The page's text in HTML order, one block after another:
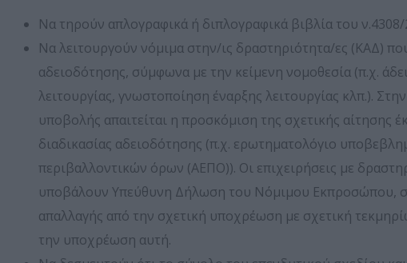
Nα τηρούν απλογραφικά ή διπλογραφικά βιβλία του
Να λειτουργούν νόμιμα στην/ις δραστηριότητα/ες (ΚΑΔ)
αδειοδότησης, σύμφωνα με την κείμενη νομοθεσία (π.χ.
λειτουργίας, γνωστοποίηση έναρξης λειτουργίας κλπ.).
υποβολής απαιτείται η προσκόμιση της σχετικής
διαδικασίας αδειοδότησης (π.χ. ερωτηματολόγιο
περιβαλλοντικών όρων (ΑΕΠΟ)). Οι επιχειρήσεις με
υποβάλουν Υπεύθυνη Δήλωση του Νόμιμου Εκπροσώπου,
απαλλαγής από την σχετική υποχρέωση με σχετική
την υποχρέωση αυτή.